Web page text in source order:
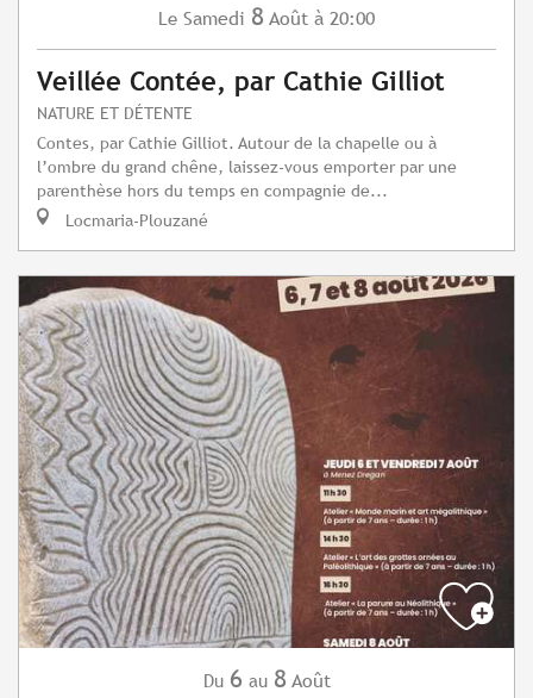
Le Samedi 8 Août à 20:00
Veillée Contée, par Cathie Gilliot
NATURE ET DÉTENTE
Contes, par Cathie Gilliot. Autour de la chapelle ou à
l’ombre du grand chêne, laissez-vous emporter par une
parenthèse hors du temps en compagnie de...
Locmaria-Plouzané
Du 6 au 8 Août